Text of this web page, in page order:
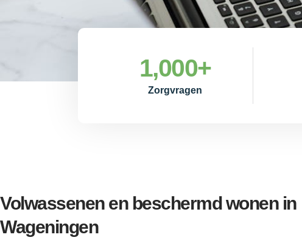
Zorgvragen
1,000+
Volwassenen en beschermd wonen in
Wageningen